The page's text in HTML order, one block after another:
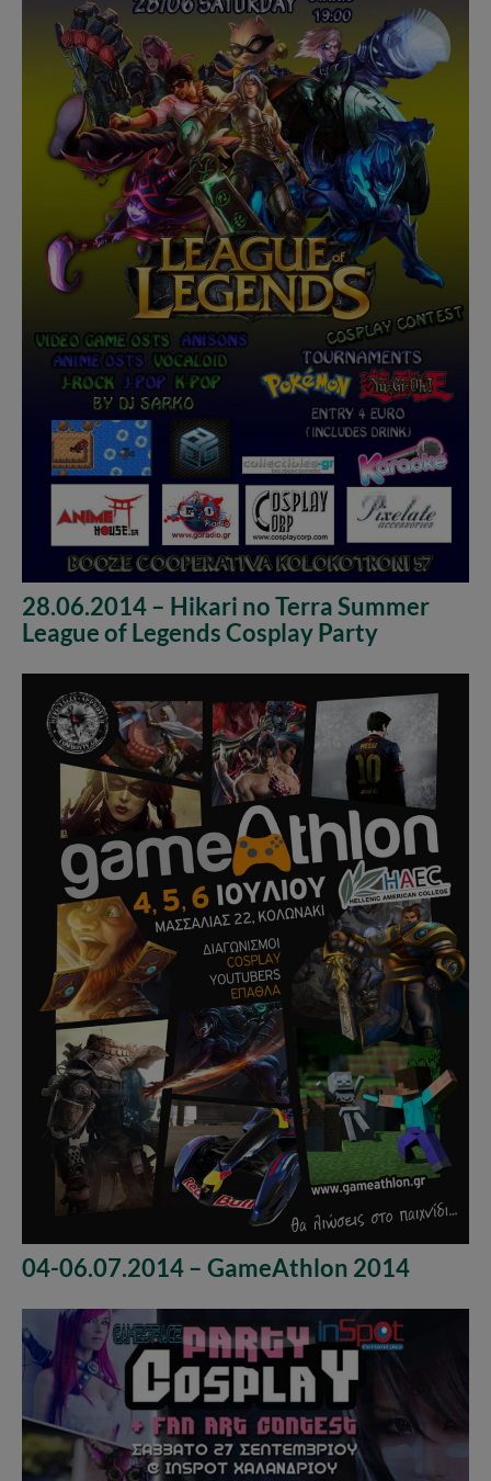
28.06.2014 – Hikari no Terra Summer
League of Legends Cosplay Party
04-06.07.2014 – GameAthlon 2014